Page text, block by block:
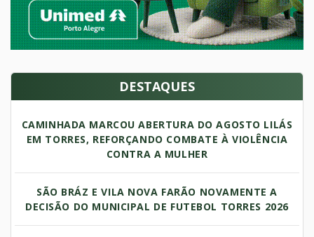
DESTAQUES
CAMINHADA MARCOU ABERTURA DO AGOSTO LILÁS
EM TORRES, REFORÇANDO COMBATE À VIOLÊNCIA
CONTRA A MULHER
SÃO BRÁZ E VILA NOVA FARÃO NOVAMENTE A
DECISÃO DO MUNICIPAL DE FUTEBOL TORRES 2026